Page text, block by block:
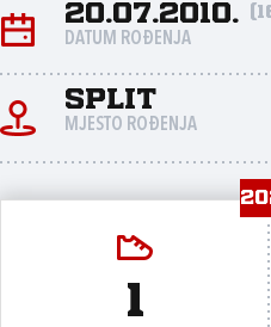
20.07.2010.
DATUM ROĐENJA
Split
MJESTO ROĐENJA
1